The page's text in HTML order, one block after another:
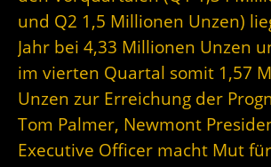
und Q2 1,5 Millionen Unzen)
Jahr bei 4,33 Millionen Unzen
im vierten Quartal somit 1,57
Unzen zur Erreichung der
Tom Palmer, Newmont
Executive Officer macht Mut